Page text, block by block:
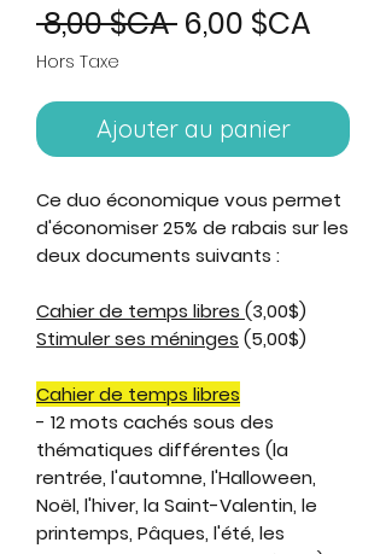
8,00 $CA Prix
6,00 $CA
Hors Taxe
Ajouter au panier
Ce duo économique vous permet
d'économiser 25% de rabais sur les
deux documents suivants :
Cahier de temps libres (3,00$)
Stimuler ses méninges (5,00$)
Cahier de temps libres
- 12 mots cachés sous des
thématiques différentes (la
rentrée, l'automne, l'Halloween,
Noël, l'hiver, la Saint-Valentin, le
printemps, Pâques, l'été, les